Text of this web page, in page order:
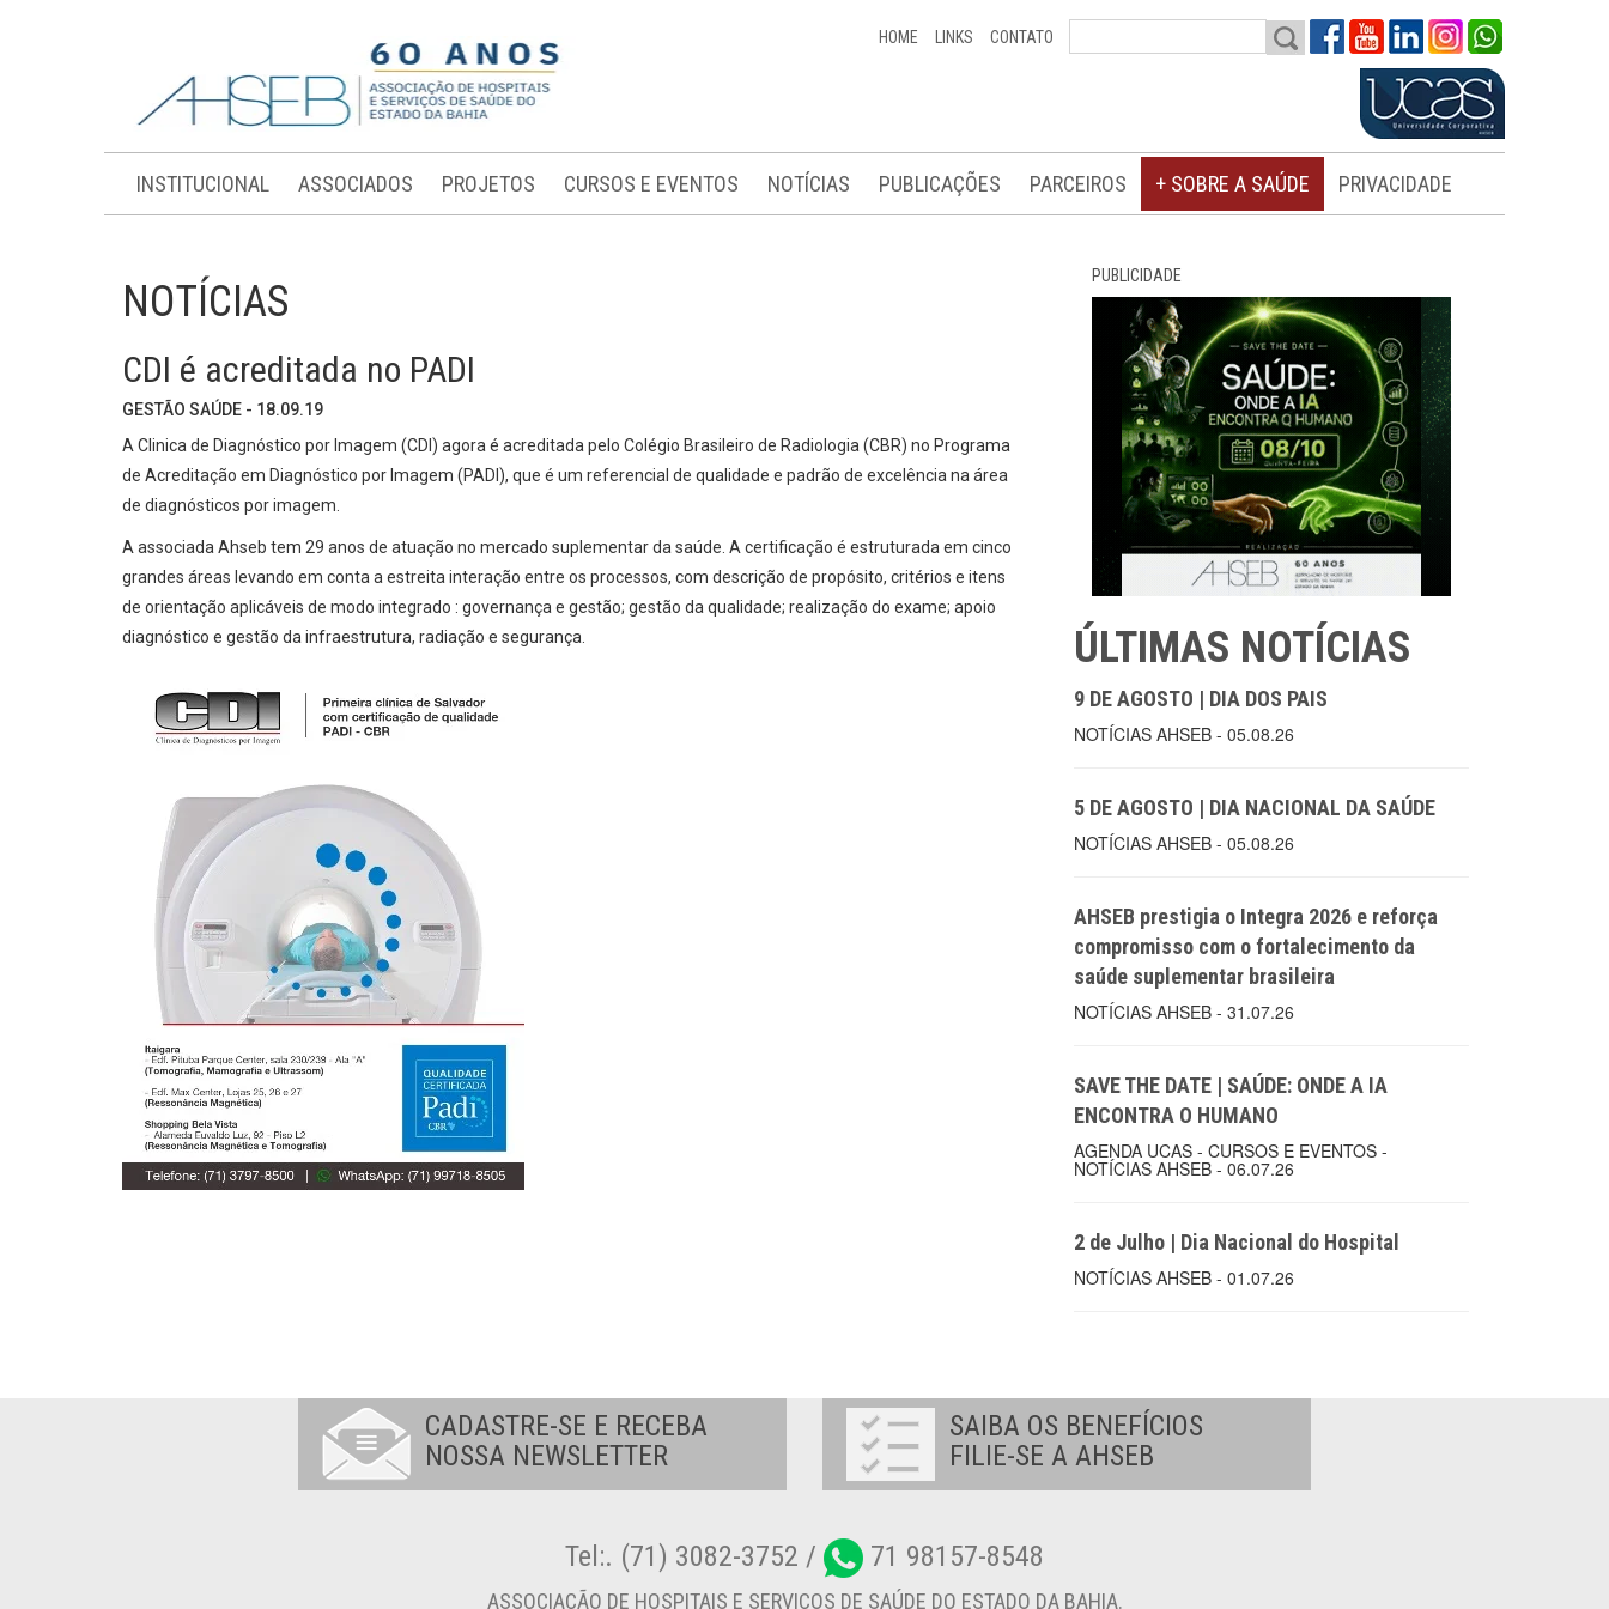
HOME LINKS CONTATO
INSTITUCIONAL ASSOCIADOS PROJETOS CURSOS E EVENTOS NOTÍCIAS PUBLICAÇÕES PARCEIROS + SOBRE A SAÚDE PRIVACIDADE
NOTÍCIAS
CDI é acreditada no PADI
GESTÃO SAÚDE - 18.09.19
A Clinica de Diagnóstico por Imagem (CDI) agora é acreditada pelo Colégio Brasileiro de Radiologia (CBR) no Programa
de Acreditação em Diagnóstico por Imagem (PADI), que é um referencial de qualidade e padrão de excelência na área
de diagnósticos por imagem.
A associada Ahseb tem 29 anos de atuação no mercado suplementar da saúde. A certificação é estruturada em cinco
grandes áreas levando em conta a estreita interação entre os processos, com descrição de propósito, critérios e itens
de orientação aplicáveis de modo integrado : governança e gestão; gestão da qualidade; realização do exame; apoio
diagnóstico e gestão da infraestrutura, radiação e segurança.
PUBLICIDADE
ÚLTIMAS NOTÍCIAS
9 DE AGOSTO | DIA DOS PAIS
NOTÍCIAS AHSEB - 05.08.26
5 DE AGOSTO | DIA NACIONAL DA SAÚDE
NOTÍCIAS AHSEB - 05.08.26
AHSEB prestigia o Integra 2026 e reforça
compromisso com o fortalecimento da
saúde suplementar brasileira
NOTÍCIAS AHSEB - 31.07.26
SAVE THE DATE | SAÚDE: ONDE A IA
ENCONTRA O HUMANO
AGENDA UCAS - CURSOS E EVENTOS -
NOTÍCIAS AHSEB - 06.07.26
2 de Julho | Dia Nacional do Hospital
NOTÍCIAS AHSEB - 01.07.26
CADASTRE-SE E RECEBA
NOSSA NEWSLETTER
SAIBA OS BENEFÍCIOS
FILIE-SE A AHSEB
Tel:. (71) 3082-3752 / 71 98157-8548
ASSOCIAÇÃO DE HOSPITAIS E SERVIÇOS DE SAÚDE DO ESTADO DA BAHIA.